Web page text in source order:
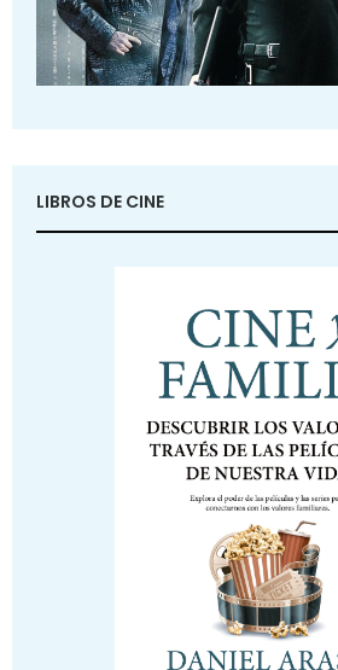
LIBROS DE CINE